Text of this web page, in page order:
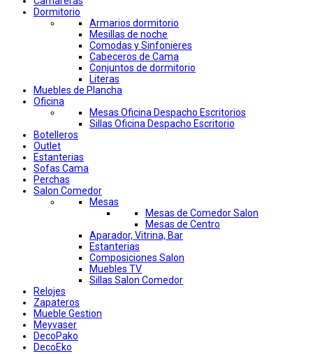
Dormitorio
Armarios dormitorio
Mesillas de noche
Comodas y Sinfonieres
Cabeceros de Cama
Conjuntos de dormitorio
Literas
Muebles de Plancha
Oficina
Mesas Oficina Despacho Escritorios
Sillas Oficina Despacho Escritorio
Botelleros
Outlet
Estanterias
Sofas Cama
Perchas
Salon Comedor
Mesas
Mesas de Comedor Salon
Mesas de Centro
Aparador, Vitrina, Bar
Estanterias
Composiciones Salon
Muebles TV
Sillas Salon Comedor
Relojes
Zapateros
Mueble Gestion
Meyvaser
DecoPako
DecoEko